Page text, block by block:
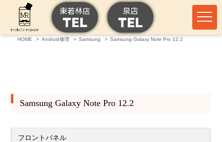
HOME Android修理 Samsung Samsung Galaxy Note Pro 12.2
Samsung Galaxy Note Pro 12.2
フロントパネル